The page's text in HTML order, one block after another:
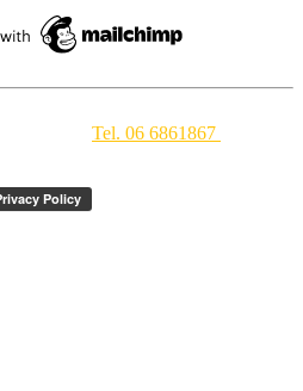
Tel. 06 6861867